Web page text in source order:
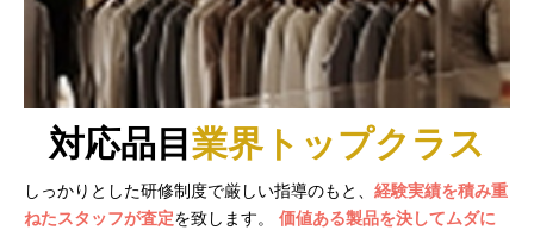
対応品目 業界トップクラス
しっかりとした研修制度で厳しい指導のもと、 経験実績を積み重
ねたスタッフが査定を致します。 価値ある製品を決してムダに